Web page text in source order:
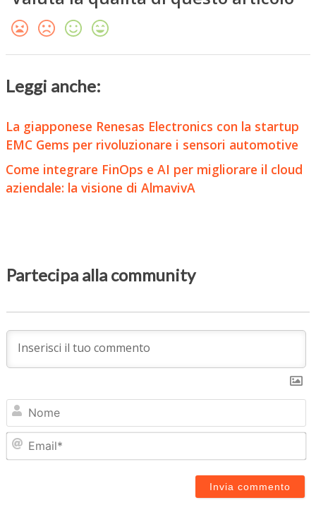
Leggi anche:
La giapponese Renesas Electronics con la startup
EMC Gems per rivoluzionare i sensori automotive
Come integrare FinOps e AI per migliorare il cloud
aziendale: la visione di AlmavivA
Partecipa alla community